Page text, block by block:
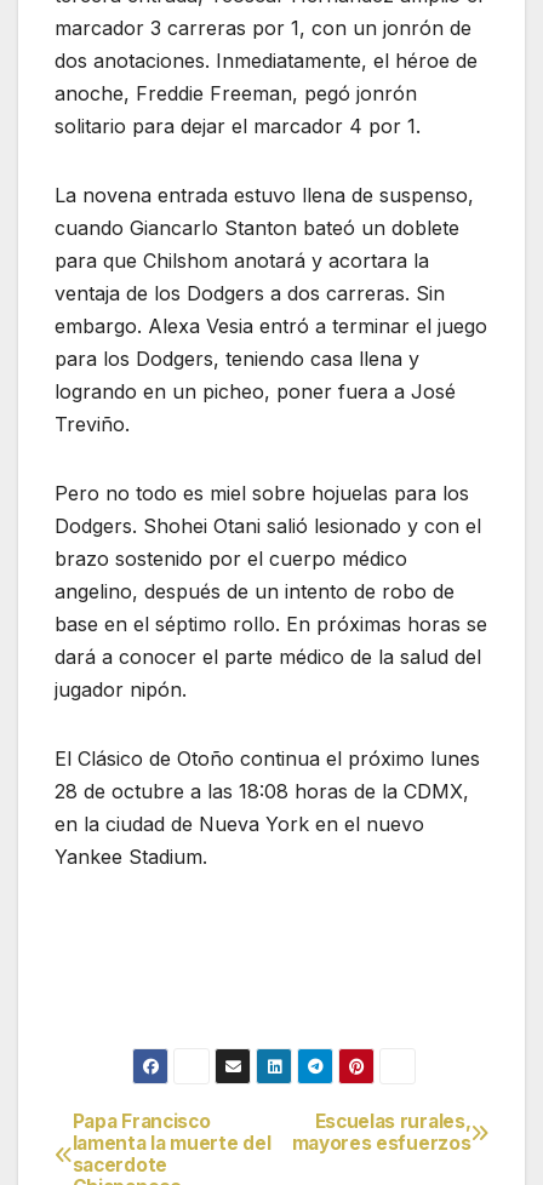
marcador 3 carreras por 1, con un jonrón de
dos anotaciones. Inmediatamente, el héroe de
anoche, Freddie Freeman, pegó jonrón
solitario para dejar el marcador 4 por 1.
La novena entrada estuvo llena de suspenso,
cuando Giancarlo Stanton bateó un doblete
para que Chilshom anotará y acortara la
ventaja de los Dodgers a dos carreras. Sin
embargo. Alexa Vesia entró a terminar el juego
para los Dodgers, teniendo casa llena y
logrando en un picheo, poner fuera a José
Treviño.
Pero no todo es miel sobre hojuelas para los
Dodgers. Shohei Otani salió lesionado y con el
brazo sostenido por el cuerpo médico
angelino, después de un intento de robo de
base en el séptimo rollo. En próximas horas se
dará a conocer el parte médico de la salud del
jugador nipón.
El Clásico de Otoño continua el próximo lunes
28 de octubre a las 18:08 horas de la CDMX,
en la ciudad de Nueva York en el nuevo
Yankee Stadium.
Navegación
Escuelas rurales,
mayores esfuerzos
Papa Francisco
lamenta la muerte del
sacerdote